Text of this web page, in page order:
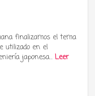
finalizamos el tema
utilizado en el
japonesa… Leer